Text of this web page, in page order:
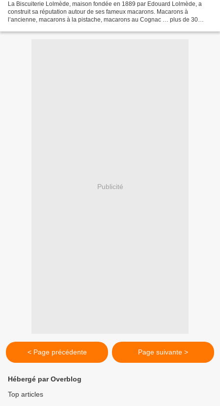
La Biscuiterie Lolmède, maison fondée en 1889 par Edouard Lolmède, a
construit sa réputation autour de ses fameux macarons. Macarons à
l’ancienne, macarons à la pistache, macarons au Cognac … plus de 30
Publicité
< Page précédente Page suivante >
Hébergé par Overblog
Top articles